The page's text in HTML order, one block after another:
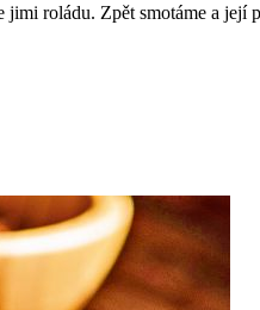
roládu. Zpět smotáme a její